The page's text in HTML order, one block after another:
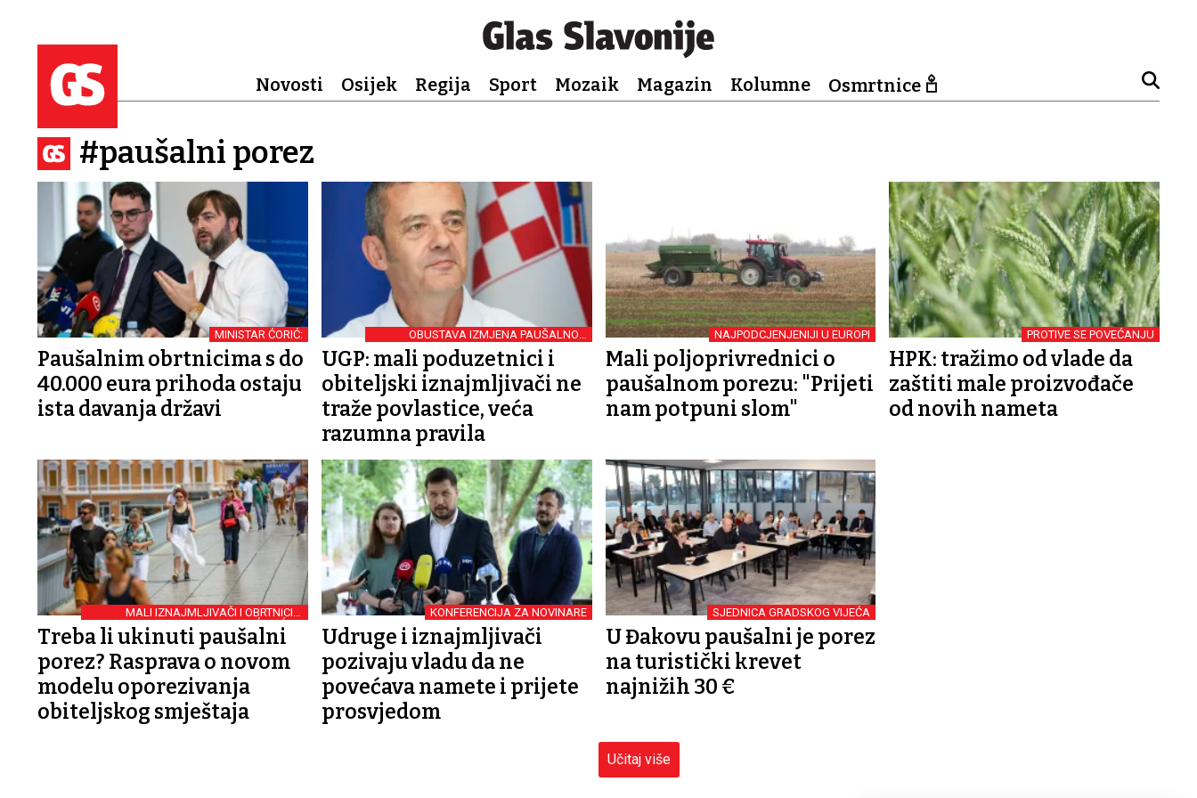
Novosti Osijek Regija Sport Mozaik Magazin Kolumne Osmrtnice
#paušalni porez
MINISTAR ĆORIĆ:
Paušalnim obrtnicima s do
40.000 eura prihoda ostaju
ista davanja državi
OBUSTAVA IZMJENA PAUŠALNOG
POREZA
UGP: mali poduzetnici i
obiteljski iznajmljivači ne
traže povlastice, veća
razumna pravila
NAJPODCJENJENIJI U EUROPI
Mali poljoprivrednici o
paušalnom porezu: "Prijeti
nam potpuni slom"
PROTIVE SE POVEĆANJU
HPK: tražimo od vlade da
zaštiti male proizvođače
od novih nameta
MALI IZNAJMLJIVAČI I OBRTNICI S
ĆORIĆEM
Treba li ukinuti paušalni
porez? Rasprava o novom
modelu oporezivanja
obiteljskog smještaja
KONFERENCIJA ZA NOVINARE
Udruge i iznajmljivači
pozivaju vladu da ne
povećava namete i prijete
prosvjedom
SJEDNICA GRADSKOG VIJEĆA
U Đakovu paušalni je porez
na turistički krevet
najnižih 30 €
Učitaj više